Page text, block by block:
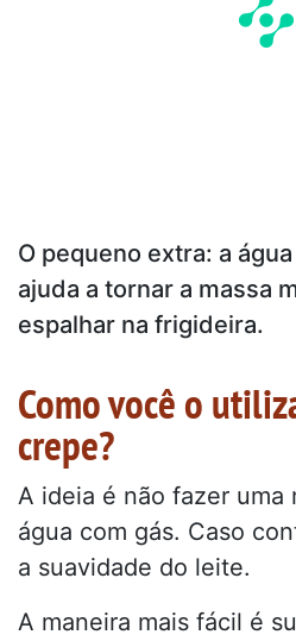
O pequeno extra: a
ajuda a tornar a massa
espalhar na frigideira.
Como você o
crepe?
A ideia é não fazer uma
água com gás. Caso
a suavidade do leite.
A maneira mais fácil é